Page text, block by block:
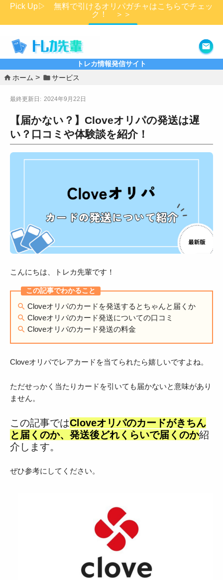
Pick Up▷ 無料で引けるオリパガチャはこちらでチェッ
ク！ ＞＞
トレカ情報発信サイト
ホーム サービス
2024年9月22日
【届かない？】Cloveオリパの発送は遅
い？口コミや体験談を紹介！
こんにちは、トレカ先輩です！
Cloveオリパのカードを発送するとちゃんと届くか
Cloveオリパのカード発送についての口コミ
Cloveオリパのカード発送の料金
Cloveオリパでレアカードを当てられたら嬉しいですよね。
ただせっかく当たりカードを引いても届かないと意味があり
ません。
この記事ではCloveオリパのカードがきちん
と届くのか、発送後どれくらいで届くのか紹
介します。
ぜひ参考にしてください。